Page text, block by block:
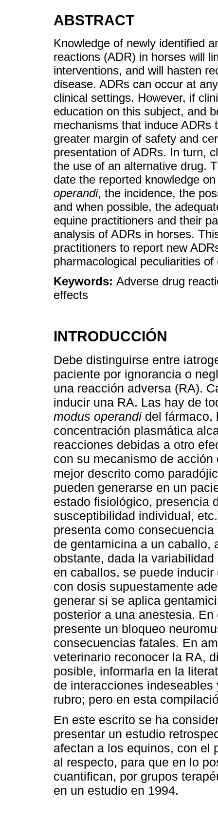
ABSTRACT
Knowledge of newly identified
reactions (ADR) in horses will
interventions, and will hasten
disease. ADRs can occur at
clinical settings. However, if
education on this subject, and
mechanisms that induce ADRs
greater margin of safety and
presentation of ADRs. In turn,
the use of an alternative drug.
date the reported knowledge
operandi, the incidence, the
and when possible, the
equine practitioners and their
analysis of ADRs in horses.
practitioners to report new
pharmacological peculiarities
Keywords: Adverse drug
effects
INTRODUCCIÓN
Debe distinguirse entre
paciente por ignorancia o
una reacción adversa (RA).
inducir una RA. Las hay de
modus operandi del fármaco,
concentración plasmática
reacciones debidas a otro
con su mecanismo de
mejor descrito como
pueden generarse en un
estado fisiológico, presencia
susceptibilidad individual,
presenta como
de gentamicina a un caballo,
obstante, dada la
en caballos, se puede
con dosis supuestamente
generar si se aplica
posterior a una anestesia.
presente un bloqueo
consecuencias fatales. En
veterinario reconocer la RA,
posible, informarla en la
de interacciones
rubro; pero en esta
En este escrito se ha
presentar un estudio
afectan a los equinos, con el
al respecto, para que en lo
cuantifican, por grupos
en un estudio en 1994.